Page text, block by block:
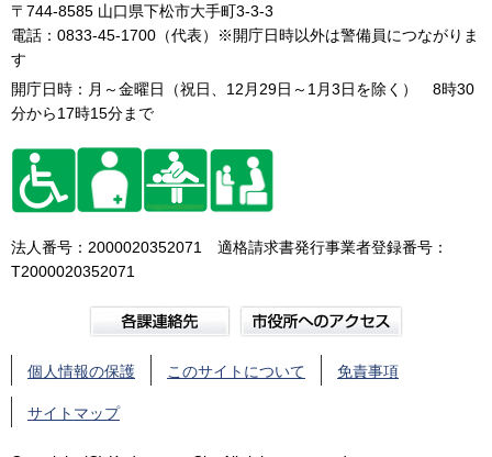
〒744-8585 山口県下松市大手町3-3-3
電話：0833-45-1700（代表）※開庁日時以外は警備員につながりま
す
開庁日時：月～金曜日（祝日、12月29日～1月3日を除く） 8時30
分から17時15分まで
法人番号：2000020352071 適格請求書発行事業者登録番号：
T2000020352071
個人情報の保護 このサイトについて 免責事項
サイトマップ